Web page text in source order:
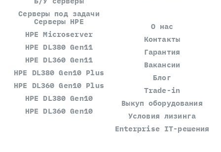
Серверы под задачи
Серверы HPE
HPE Microserver
HPE DL380 Gen11
HPE DL360 Gen11
HPE DL380 Gen10 Plus
HPE DL360 Gen10 Plus
HPE DL380 Gen10
HPE DL360 Gen10
О нас
Контакты
Гарантия
Вакансии
Блог
Trade-in
Выкуп оборудования
Условия лизинга
Enterprise IT-решения